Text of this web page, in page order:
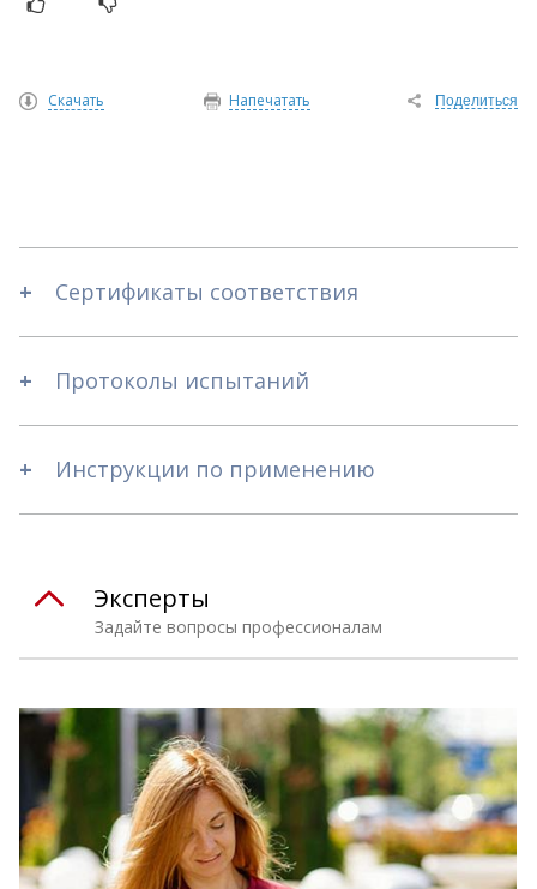
Поделиться
Напечатать
Скачать
Сертификаты соответствия
Протоколы испытаний
Инструкции по применению
Задайте вопросы профессионалам
Эксперты